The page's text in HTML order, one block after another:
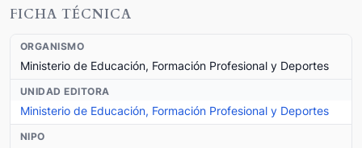
FICHA TÉCNICA
ORGANISMO
Ministerio de Educación, Formación Profesional y Deportes
UNIDAD EDITORA
Ministerio de Educación, Formación Profesional y Deportes
NIPO